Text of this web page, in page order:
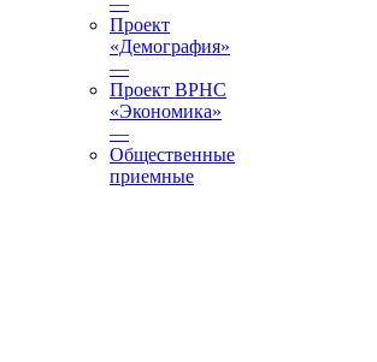
Проект
«Демография»
—
Проект ВРНС
«Экономика»
—
Общественные
приемные